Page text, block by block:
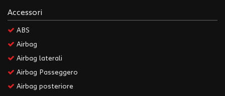
Accessori
ABS
Airbag
Airbag laterali
Airbag Passeggero
Airbag posteriore